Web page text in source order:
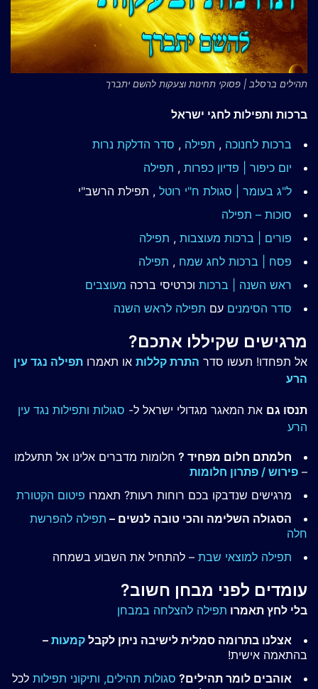
תהילים ברסלב | פסוקי תחינות וצעקות להשם יתברך
ברכות ותפילות לחגי ישראל
ברכות לחנוכה , תפילה , סדר הדלקת נרות
יום כיפור | פדיון כפרות , תפילה
ל"ג בעומר | סגולת ח"י רוטל , תפילת הרשב"י
סוכות – תפילה
פורים | ברכות מעוצבות , תפילה
פסח | ברכות לחג שמח , תפילה
ראש השנה | ברכות וכרטיסי ברכה מעוצבים
סדר הסימנים עם תפילה לראש השנה
מרגישים שקיללו אתכם?
אל תפחדו! תעשו סדר התרת קללות או תאמרו תפילה נגד עין
הרע
תנסו גם את המאגר מגדולי ישראל ל- סגולות ותפילות נגד עין
הרע
חלמתם חלום מפחיד ? חלומות מדברים אלינו אל תתעלמו
– פירוש / פתרון חלומות
מרגישים שנדבקו בכם רוחות רעות? תאמרו פיטום הקטורת
הסגולה השלימה והכי טובה לנשים – תפילה להפרשת
חלה
תפילה למוצאי שבת – להתחיל את השבוע בשמחה
עומדים לפני מבחן חשוב?
בלי לחץ תאמרו תפילה להצלחה במבחן
אצלנו בתרומה סמלית לישיבה ניתן לקבל קמעות –
בהתאמה אישית!
אוהבים לומר תהילים? סגולות תהילים, ותיקוני תפילות לכל